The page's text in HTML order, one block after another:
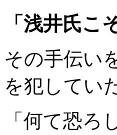
「浅井氏
その手伝い
を犯してい
「何て恐